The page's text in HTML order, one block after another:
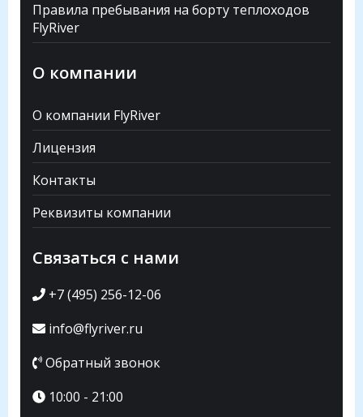
Правила пребывания на борту теплоходов
FlyRiver
О компании
О компании FlyRiver
Лицензия
Контакты
Реквизиты компании
Связаться с нами
+7 (495) 256-12-06
info@flyriver.ru
Обратный звонок
10:00 - 21:00